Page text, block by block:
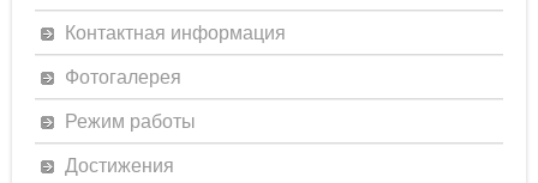
Контактная информация
Фотогалерея
Режим работы
Достижения